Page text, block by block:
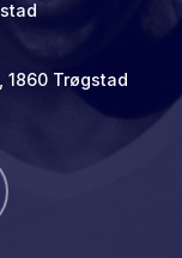
1860 Trøgstad